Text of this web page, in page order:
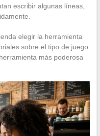
escribir algunas líneas,
elegir la herramienta
sobre el tipo de juego
más poderosa